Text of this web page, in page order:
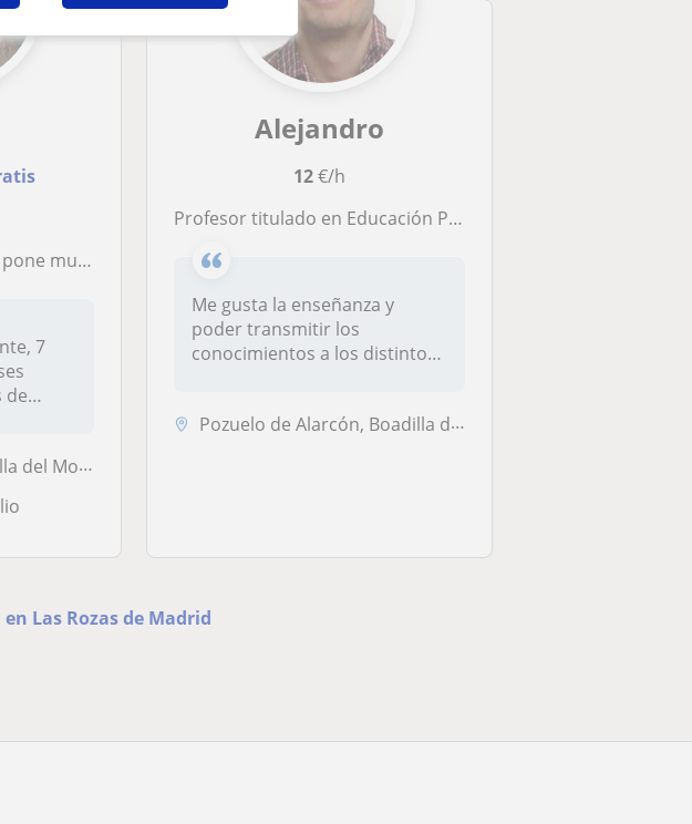
personas por lo que esto ayuda a mejorar la relación profesor/alumno
7
de
Pozuelo de Alarc...
Alejandro
12€/h
Profesor titulado en Educación Primaria con más de 3 años de experiencia. Clases presenciales
Me gusta la enseñanza y
poder transmitir los
conocimientos a los distintos
Pozuelo de Alarcón, Boadilla del Monte, Majadahonda, Las Rozas de Madr...
Las Rozas de Madrid